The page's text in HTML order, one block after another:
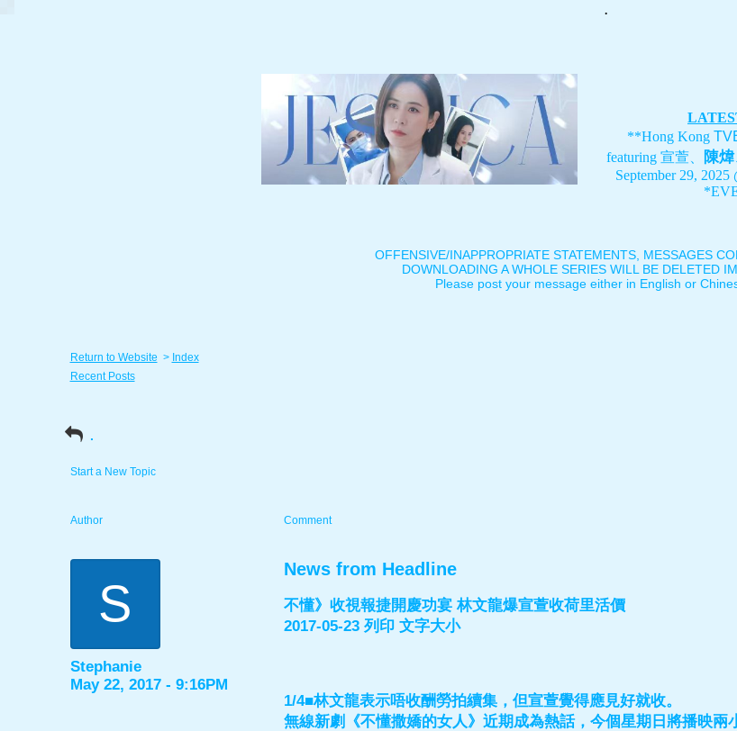
.
**Hong Kong
featuring 宣萱、 陳煒
September 29,
OFFENSIVE/INAPPROPRIATE STATEMENTS, MESSAGES
DOWNLOADING A WHOLE SERIES WILL BE DELETED
Please post your message either in English or
Return to Website > Index
Recent Posts
.
Start a New Topic
Author Comment
S
Stephanie
May 22, 2017 - 9:16PM
News from Headline
不懂》收視報捷開慶功宴 林文龍爆宣萱收荷里活價
2017-05-23 列印 文字大小
1/4■林文龍表示唔收酬勞拍續集，但宣萱覺得應見好就收。
無線新劇《不懂撒嬌的女人》近期成為熱話，今個星期日將播映